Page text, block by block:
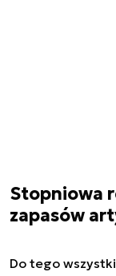
Stopniowa
zapasów
Do tego